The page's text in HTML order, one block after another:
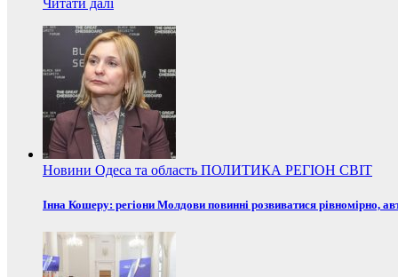
Новини Одеса та область ПОЛИТИКА РЕГІОН СВІТ
Інна Кошеру: регіони Молдови повинні розвиватися рівномірно,